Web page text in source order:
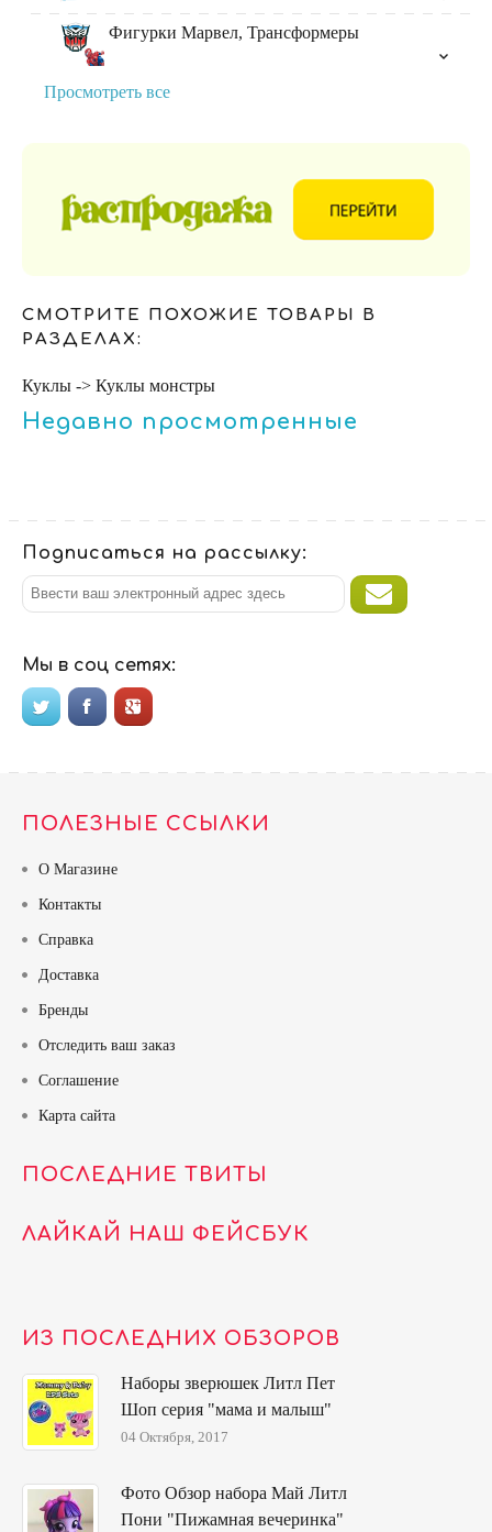
Фигурки Марвел, Трансформеры
Просмотреть все
СМОТРИТЕ ПОХОЖИЕ ТОВАРЫ В
РАЗДЕЛАХ:
Куклы -> Куклы монстры
Недавно просмотренные
Подписаться на рассылку:
Мы в соц сетях:
ПОЛЕЗНЫЕ ССЫЛКИ
О Магазине
Контакты
Справка
Доставка
Бренды
Отследить ваш заказ
Соглашение
Карта сайта
ПОСЛЕДНИЕ ТВИТЫ
ЛАЙКАЙ НАШ ФЕЙСБУК
ИЗ ПОСЛЕДНИХ ОБЗОРОВ
Наборы зверюшек Литл Пет
Шоп серия "мама и малыш"
04 Октября, 2017
Фото Обзор набора Май Литл
Пони "Пижамная вечеринка"